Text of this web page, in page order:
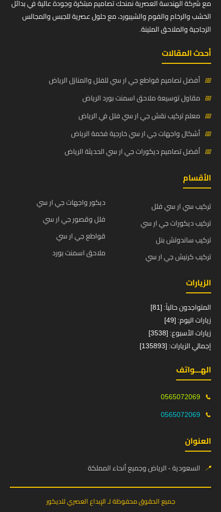
مع شركة الهندسة العصرية نمنحك تصاميم مبتكرة وجودة عالية في بدائل
الخشب والرخام والفوم والشيبورد، مع حلول عصرية للجبس والمجالس
الزجاجية والملاحق المتينة.
أحدث المقالات
📅 أفضل تصاميم قواطع جي ار سي للفلل والمنازل الرياض
📅 مقاول توسيعة ملاحق اسمنت بورد الرياض
📅 معلم تركيب نقش جي ار سي فلل في الرياض
📅 أشكال واجهات جي ار سي خارجية فخمة الرياض
📅 أفضل تصاميم ديكورات جي ار سي الحديثة الرياض
الأقسام
تركيب سي ار سي فلل
تركيب ديكورات جي ار سي
تركيب ساندوتش بنل
تركيب كرنيش جي ار سي
ديكور واجهات جي ار سي
فلل وقصور جي ار سي
قواطع جي ار سي
ملاحق اسمنت بورد
الزيارات
المتواجدون حالياً: [81]
زيارات اليوم: [49]
زيارات الأسبوع: [3538]
إجمالي الزيارات: [135893]
الهـــواتف
📞
0565072069
📞
0565072069
العنوان
📍 السعودية - الرياض وجميع أنحاء المملكة
جميع الحقوق محفوظة لـ الإبداع العصري للديكور